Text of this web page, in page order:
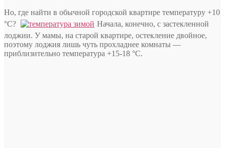
Но, где найти в обычной городской квартире температуру +10
°С?
Начала, конечно, с застекленной
лоджии. У мамы, на старой квартире, остекление двойное,
поэтому лоджия лишь чуть прохладнее комнаты —
приблизительно температура +15-18 °С.